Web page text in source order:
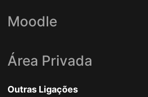
Moodle
Área Privada
Outras Ligações